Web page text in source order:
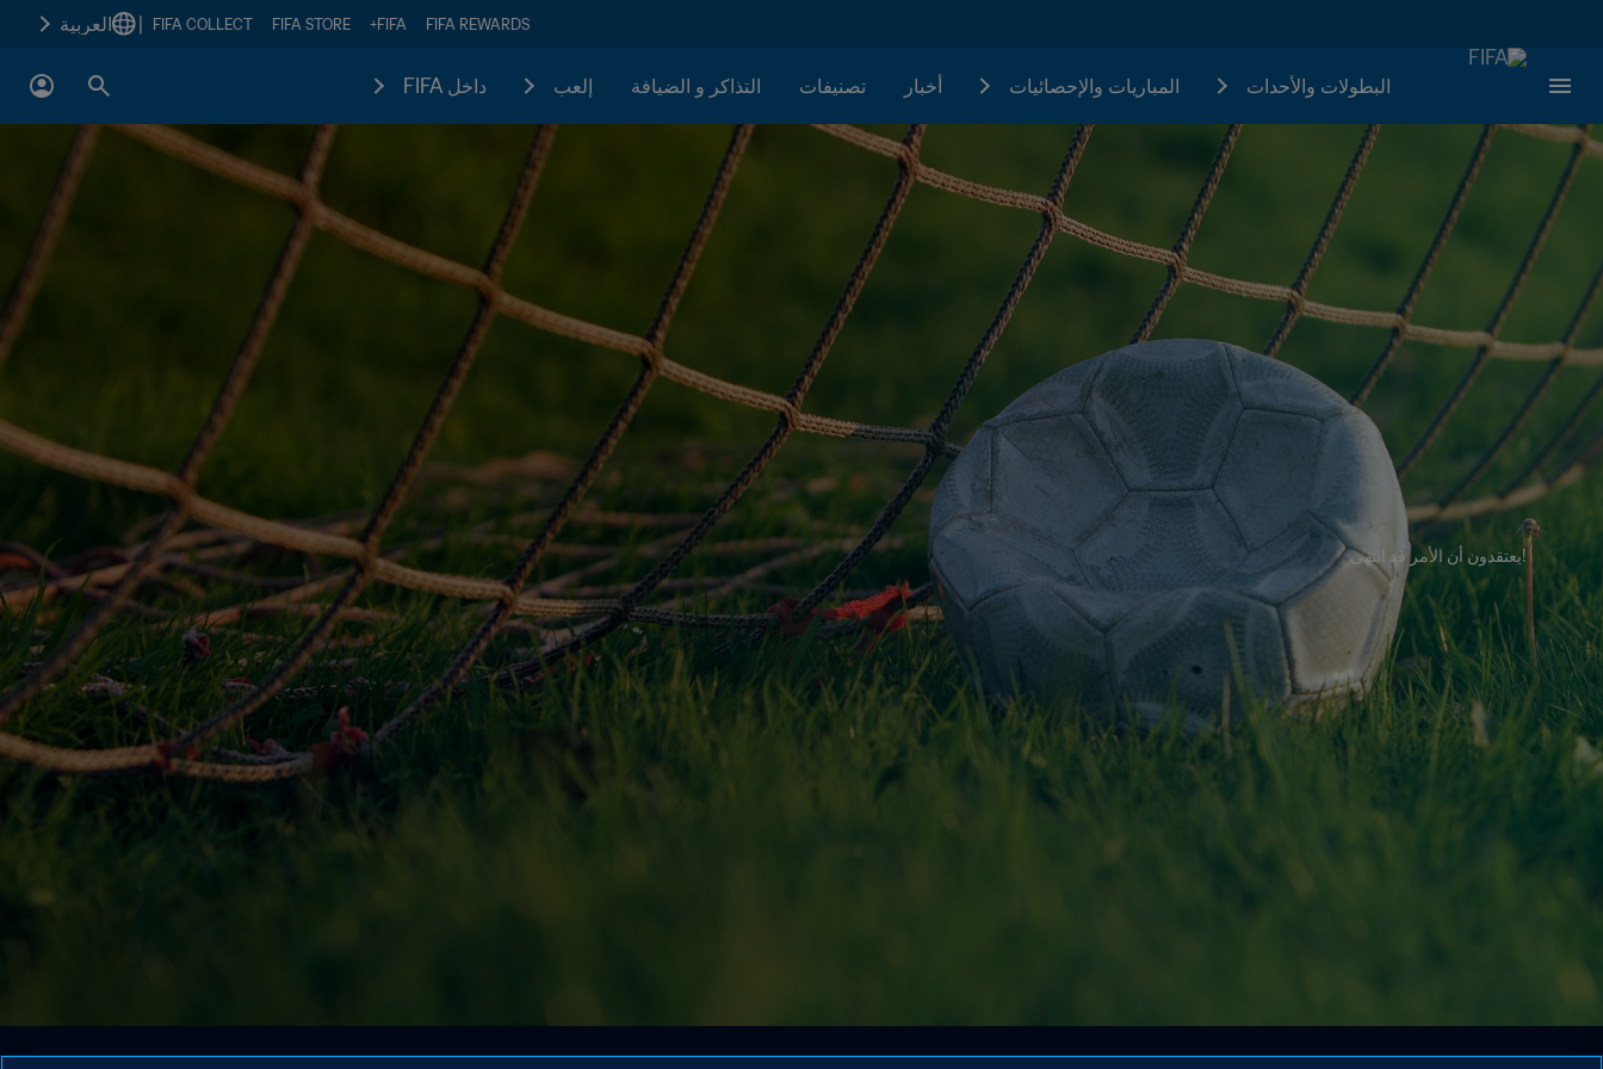
FIFA REWARDS
FIFA+
FIFA STORE
FIFA COLLECT العربية
البطولات والأحدات المباريات والإحصائيات أخبار تصنيفات التذاكر و الضيافة إلعب داخل FIFA
!يعتقدون أن الأمر قد انتهى